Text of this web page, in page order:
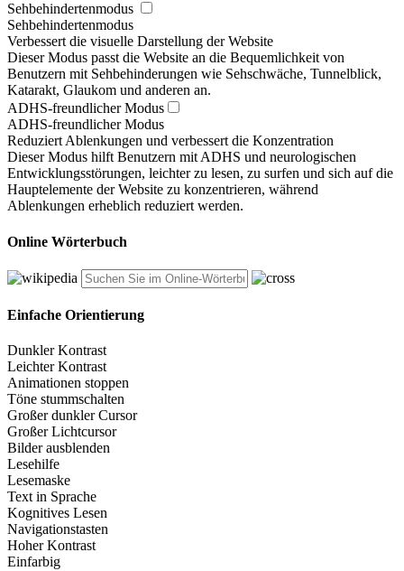
Sehbehindertenmodus
Sehbehindertenmodus
Verbessert die visuelle Darstellung der Website
Dieser Modus passt die Website an die Bequemlichkeit von
Benutzern mit Sehbehinderungen wie Sehschwäche, Tunnelblick,
Katarakt, Glaukom und anderen an.
ADHS-freundlicher Modus
ADHS-freundlicher Modus
Reduziert Ablenkungen und verbessert die Konzentration
Dieser Modus hilft Benutzern mit ADHS und neurologischen
Entwicklungsstörungen, leichter zu lesen, zu surfen und sich auf die
Hauptelemente der Website zu konzentrieren, während
Ablenkungen erheblich reduziert werden.
Online Wörterbuch
Einfache Orientierung
Dunkler Kontrast
Leichter Kontrast
Animationen stoppen
Töne stummschalten
Großer dunkler Cursor
Großer Lichtcursor
Bilder ausblenden
Lesehilfe
Lesemaske
Text in Sprache
Kognitives Lesen
Navigationstasten
Hoher Kontrast
Einfarbig